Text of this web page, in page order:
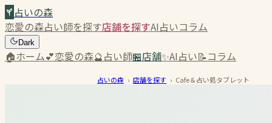
占いの森
恋愛の森占い師を探す店舗を探すAI占いコラム
Dark
🏠ホーム💕恋愛の森🔮占い師🏪店舗✨AI占い📝コラム
占いの森 › 店舗を探す › Cafe＆占い処タブレット